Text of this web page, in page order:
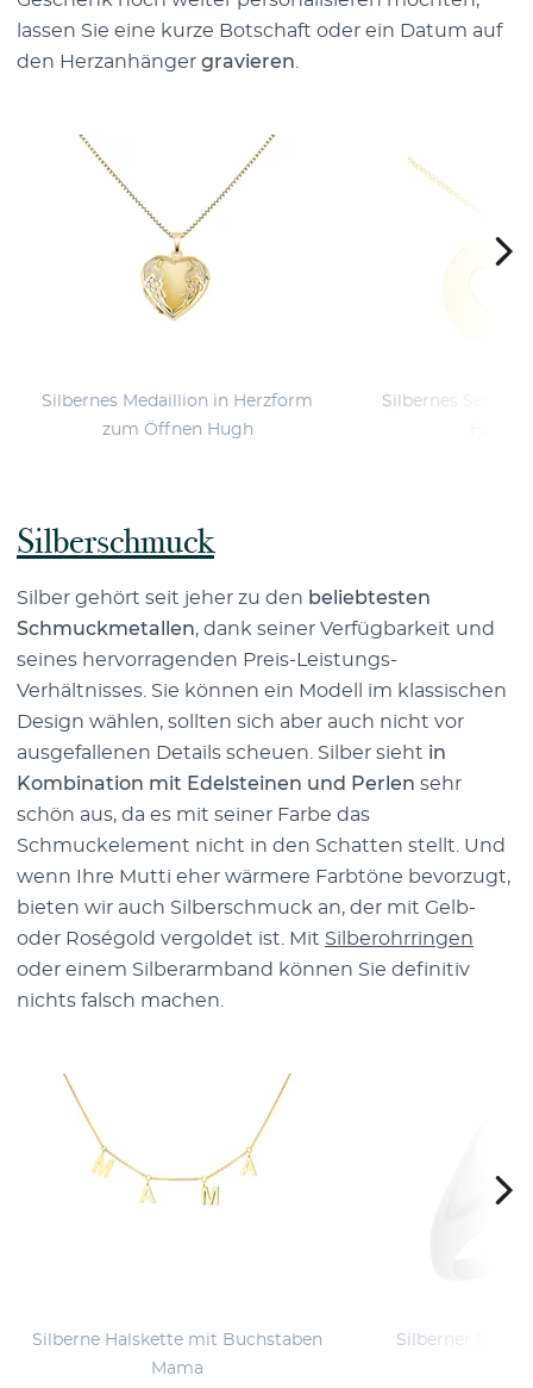
lassen Sie eine kurze Botschaft oder ein Datum auf
den Herzanhänger gravieren
Silbernes Medaillion in Herzform
zum Öffnen Hugh
Silbernes Set mit
Silberschmuck
Silber gehört seit jeher zu den beliebtesten
Schmuckmetallen, dank seiner Verfügbarkeit und
seines hervorragenden Preis-Leistungs-
Verhältnisses. Sie können ein Modell im klassischen
Design wählen, sollten sich aber auch nicht vor
ausgefallenen Details scheuen. Silber sieht in
Kombination mit Edelsteinen und Perlen sehr
schön aus, da es mit seiner Farbe das
Schmuckelement nicht in den Schatten stellt. Und
wenn Ihre Mutti eher wärmere Farbtöne bevorzugt,
bieten wir auch Silberschmuck an, der mit Gelb-
oder Roségold vergoldet ist. Mit Silberohrringen
oder einem Silberarmband können Sie definitiv
nichts falsch machen.
Silberne Halskette mit Buchstaben
Mama
Silberner